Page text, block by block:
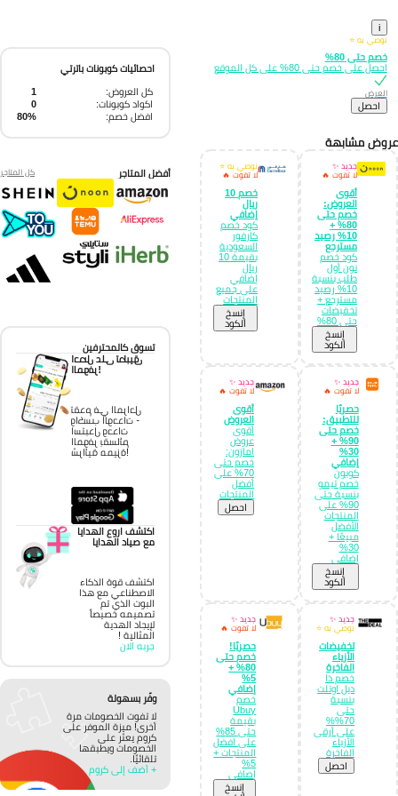
i
نوصي به ⭐
خصم حتى 80%
احصل على خصم حتى 80% على كل الموقع
العرض
احصل
مشابهة
جديد ✨
لا تفوت 🔥
أقوى
العروض:
خصم حتى
80% +
10% رصيد
مسترجع
كود خصم
نون أول
طلب بنسبة
10% رصيد
مسترجع +
تخفيضات
حتى 80%
إِنسخ
الكود
نوصي به ⭐
لا تفوت 🔥
خصم 10
ريال
إضافي
كود خصم
كارفور
السعودية
بقيمة 10
ريال
إضافي
على جميع
المنتجات
إِنسخ
الكود
جديد ✨
لا تفوت 🔥
حصريًا
للتطبيق:
خصم حتى
90% +
30%
إضافي
كوبون
خصم تيمو
بنسبة حتى
90% على
المنتجات
الأفضل
مبيعًا +
30%
إضافي
إِنسخ
الكود
جديد ✨
لا تفوت 🔥
أقوى
العروض
أقوى
عروض
امازون:
خصم حتى
70% على
أفضل
المنتجات
احصل
جديد ✨
نوصي به ⭐
تخفيضات
الأزياء
الفاخرة
خصم ذا
ديل اوتلت
بنسبة
حتى
70%%
على أرقى
الأزياء
الفاخرة
احصل
جديد ✨
لا تفوت 🔥
حصريًا!
خصم حتى
80% +
5%
إضافي
خصم
Ubuy
بقيمة
حتى 85%
على افضل
المنتجات +
5%
إضافي
إِنسخ
احصائيات كوبونات باترتي
كل العروض:
اكواد كوبونات:
افضل خصم: 80%
أفضل المتاجر كل المتاجر
تسوق كالمحترفين
احصل على تطبيق
الموفر!
تقدم في المراحل
واكسب الوحدات -
استبدل وحدات
الموفر بقسائم
شرائية مميزة!
اكتشف اروع الهدايا
مع صياد الهدايا
اكتشف قوة الذكاء
الاصطناعي مع هذا
البوت الذي تم
تصميمه خصيصاً
لإيجاد الهدية
المثالية !
جربه الان
وفّر بسهولة
لا تفوت الخصومات مرة
أخرى! ميزة الموفر على
كروم يعثر على
الخصومات ويطبقها
تلقائيًا.
+ أضف إلى كروم